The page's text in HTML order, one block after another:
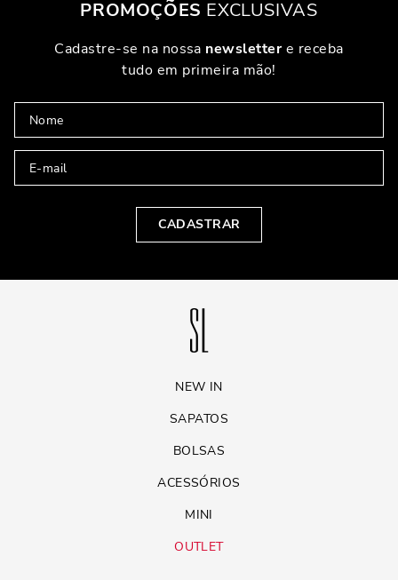
PROMOÇÕES EXCLUSIVAS
Cadastre-se na nossa newslettere receba
tudo em primeira mão!
CADASTRAR
NEW IN
SAPATOS
BOLSAS
ACESSÓRIOS
MINI
OUTLET